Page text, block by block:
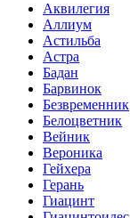
Аквилегия
Аллиум
Астильба
Астра
Бадан
Барвинок
Безвременник
Белоцветник
Вейник
Вероника
Гейхера
Герань
Гиацинт